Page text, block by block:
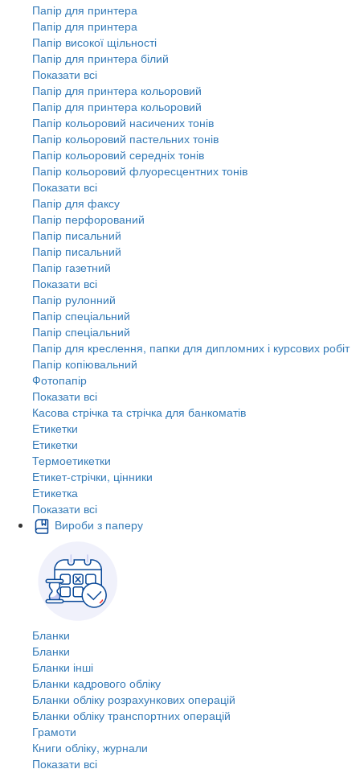
Папір для принтера
Папір для принтера
Папір високої щільності
Папір для принтера білий
Показати всі
Папір для принтера кольоровий
Папір для принтера кольоровий
Папір кольоровий насичених тонів
Папір кольоровий пастельних тонів
Папір кольоровий середніх тонів
Папір кольоровий флуоресцентних тонів
Показати всі
Папір для факсу
Папір перфорований
Папір писальний
Папір писальний
Папір газетний
Показати всі
Папір рулонний
Папір спеціальний
Папір спеціальний
Папір для креслення, папки для дипломних і курсових робіт
Папір копіювальний
Фотопапір
Показати всі
Касова стрічка та стрічка для банкоматів
Етикетки
Етикетки
Термоетикетки
Етикет-стрічки, цінники
Етикетка
Показати всі
Вироби з паперу
Бланки
Бланки
Бланки інші
Бланки кадрового обліку
Бланки обліку розрахункових операцій
Бланки обліку транспортних операцій
Грамоти
Книги обліку, журнали
Показати всі